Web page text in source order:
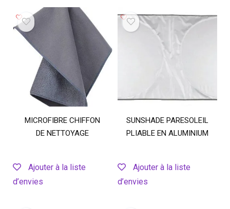
MICROFIBRE CHIFFON
DE NETTOYAGE
Ajouter à la liste
d’envies
SUNSHADE PARESOLEIL
PLIABLE EN ALUMINIUM
Ajouter à la liste
d’envies